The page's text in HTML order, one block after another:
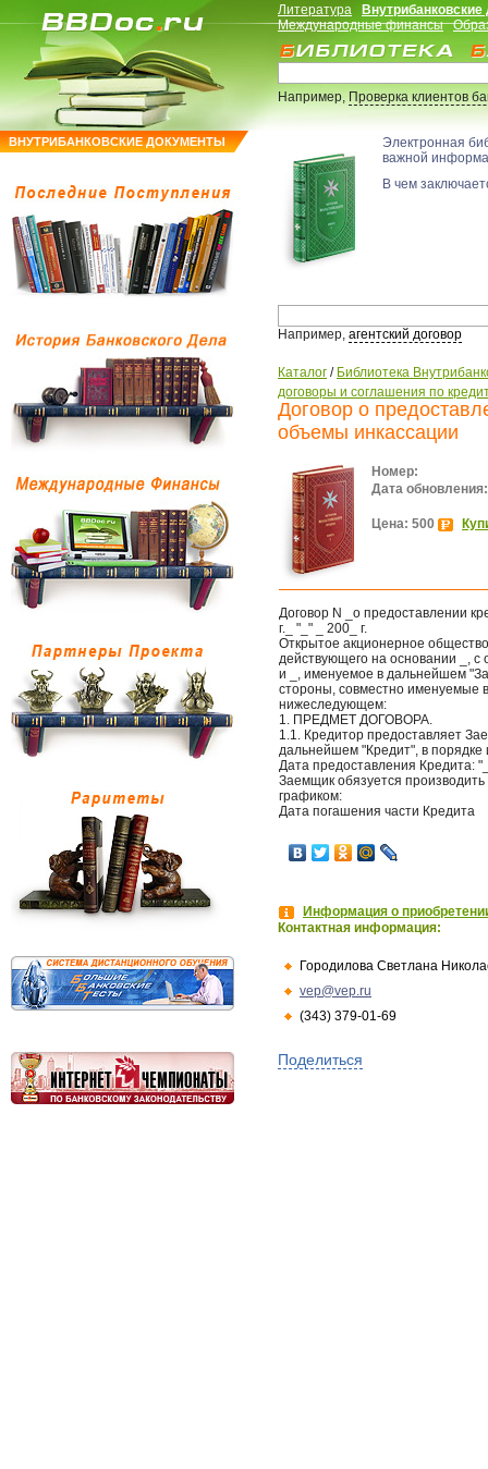
ВНУТРИБАНКОВСКИЕ ДОКУМЕНТЫ
Литература
Международные финансы
Например,Проверка клиентов
Электронная
важной
В чем
Например, агентский договор
Каталог / Библиотека
договоры и соглашения по
Договор о
объемы инкассации
Номер:
Дата обновления:
Цена: 500
Договор N _о предоставлении
г._ "_" _ 200_ г.
Открытое акционерное
действующего на основании _, с
и _, именуемое в дальнейшем
стороны, совместно именуемые
нижеследующем:
1. ПРЕДМЕТ ДОГОВОРА.
1.1. Кредитор предоставляет
дальнейшем "Кредит", в
Дата предоставления Кредита:
Заемщик обязуется
графиком:
Дата погашения части Кредита
Информация о
Контактная информация:
Городилова Светлана
vep@vep.ru
(343) 379-01-69
Поделиться